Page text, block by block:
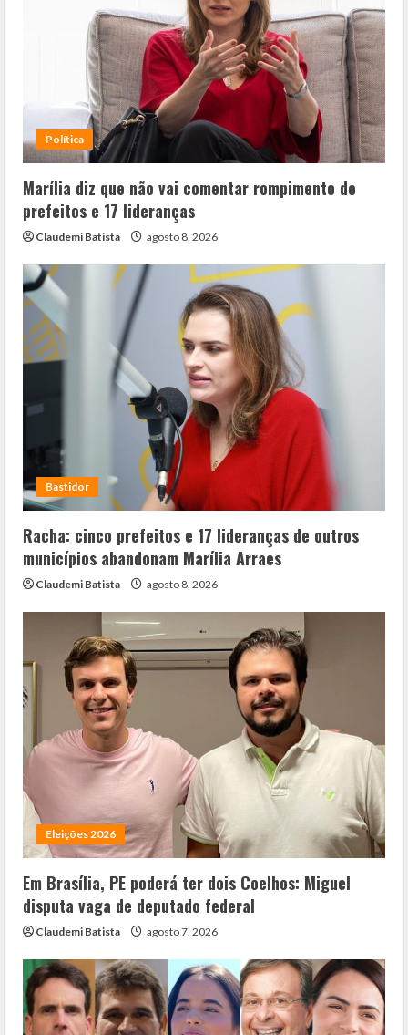
Política
Marília diz que não vai comentar rompimento de
prefeitos e 17 lideranças
Claudemi Batista agosto 8, 2026
Bastidor
Racha: cinco prefeitos e 17 lideranças de outros
municípios abandonam Marília Arraes
Claudemi Batista agosto 8, 2026
Eleições 2026
Em Brasília, PE poderá ter dois Coelhos: Miguel
disputa vaga de deputado federal
Claudemi Batista agosto 7, 2026